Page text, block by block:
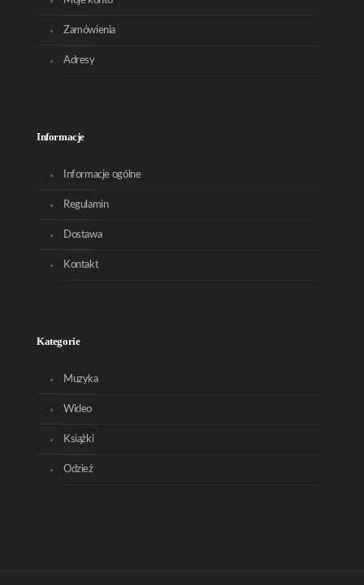
Zamówienia
Adresy
Informacje
Informacje ogólne
Regulamin
Dostawa
Kontakt
Kategorie
Muzyka
Wideo
Książki
Odzież